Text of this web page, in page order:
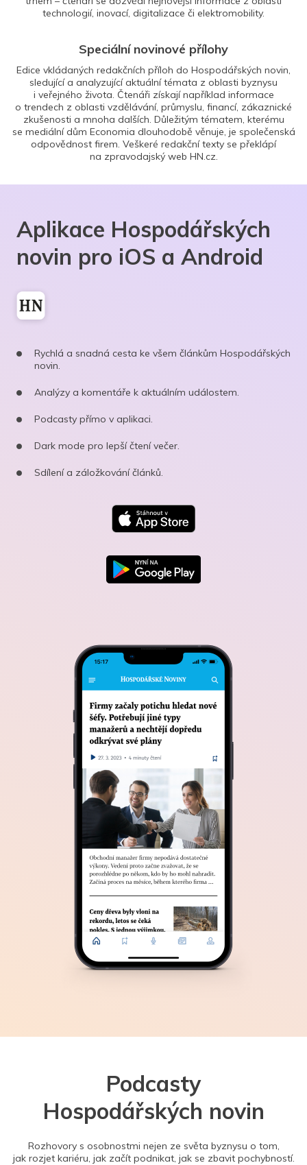
technologií, inovací, digitalizace či elektromobility.
Speciální novinové přílohy
Edice vkládaných redakčních příloh do Hospodářských novin,
sledující a analyzující aktuální témata z oblasti byznysu
i veřejného života. Čtenáři získají například informace
o trendech z oblasti vzdělávání, průmyslu, financí, zákaznické
zkušenosti a mnoha dalších. Důležitým tématem, kterému
se mediální dům Economia dlouhodobě věnuje, je společenská
odpovědnost firem. Veškeré redakční texty se překlápí
na zpravodajský web HN.cz.
Aplikace Hospodářských
novin pro iOS a Android
Rychlá a snadná cesta ke všem článkům Hospodářských
novin.
Analýzy a komentáře k aktuálním událostem.
Podcasty přímo v aplikaci.
Dark mode pro lepší čtení večer.
Sdílení a záložkování článků.
Podcasty
Hospodářských novin
Rozhovory s osobnostmi nejen ze světa byznysu o tom,
jak rozjet kariéru, jak začít podnikat, jak se zbavit pochybností.